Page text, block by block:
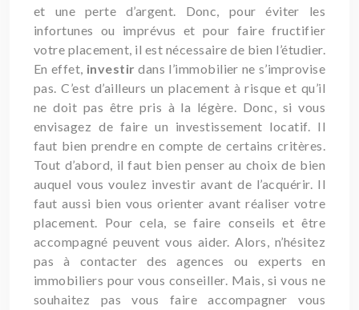
et une perte d’argent. Donc, pour éviter les
infortunes ou imprévus et pour faire fructifier
votre placement, il est nécessaire de bien l’étudier.
En effet, investir dans l’immobilier ne s’improvise
pas. C’est d’ailleurs un placement à risque et qu’il
ne doit pas être pris à la légère. Donc, si vous
envisagez de faire un investissement locatif. Il
faut bien prendre en compte de certains critères.
Tout d’abord, il faut bien penser au choix de bien
auquel vous voulez investir avant de l’acquérir. Il
faut aussi bien vous orienter avant réaliser votre
placement. Pour cela, se faire conseils et être
accompagné peuvent vous aider. Alors, n’hésitez
pas à contacter des agences ou experts en
immobiliers pour vous conseiller. Mais, si vous ne
souhaitez pas vous faire accompagner vous